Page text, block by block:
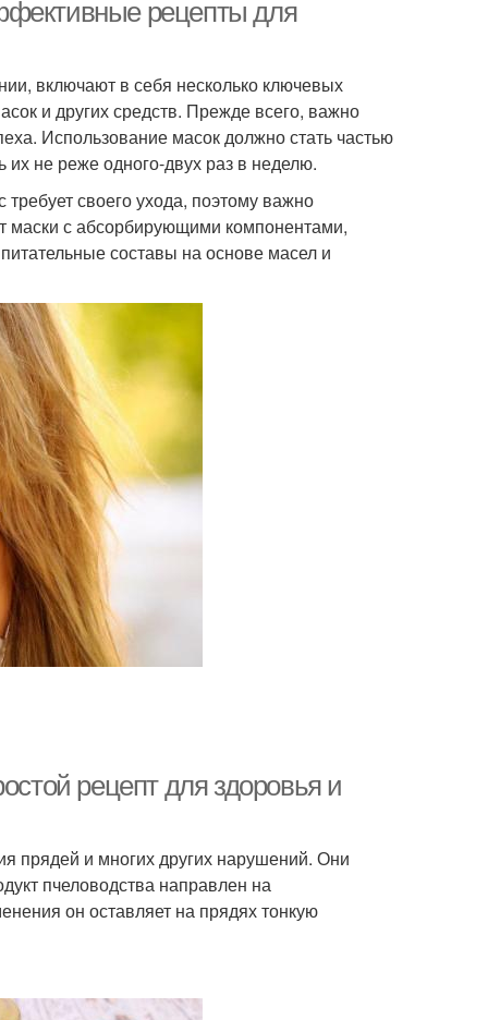
рецепты для
включают в себя несколько ключевых
и других средств. Прежде всего, важно
Использование масок должно стать частью
их не реже одного-двух раз в неделю.
своего ухода, поэтому важно
маски с абсорбирующими компонентами,
составы на основе масел и
рецепт для здоровья и
прядей и многих других нарушений. Они
пчеловодства направлен на
он оставляет на прядях тонкую